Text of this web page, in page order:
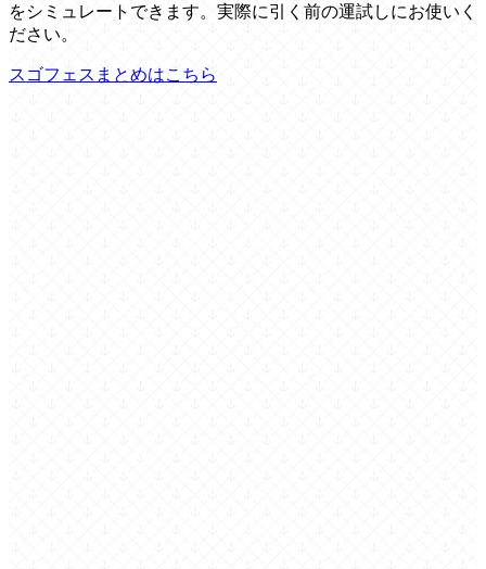
をシミュレートできます。実際に引く前の運試しにお使いく
ださい。
スゴフェスまとめはこちら